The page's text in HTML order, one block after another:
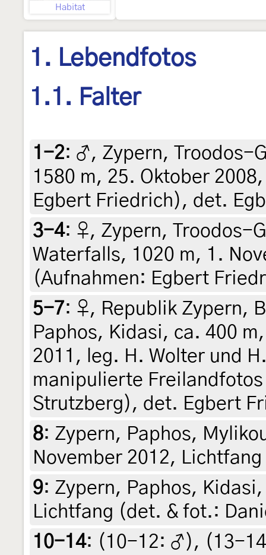
Habitat
1. Lebendfotos
1.1. Falter
1-2: ♂, Zypern, Troodos-
1580 m, 25. Oktober
Egbert Friedrich), det.
3-4: ♀, Zypern, Troodos-
Waterfalls, 1020 m, 1.
(Aufnahmen: Egbert
5-7: ♀, Republik Zypern,
Paphos, Kidasi, ca. 400
2011, leg. H. Wolter und
manipulierte
Strutzberg), det. Egbert
8: Zypern, Paphos,
November 2012,
9: Zypern, Paphos,
Lichtfang (det. & fot.:
10-14: (10-12: ♂), (13-